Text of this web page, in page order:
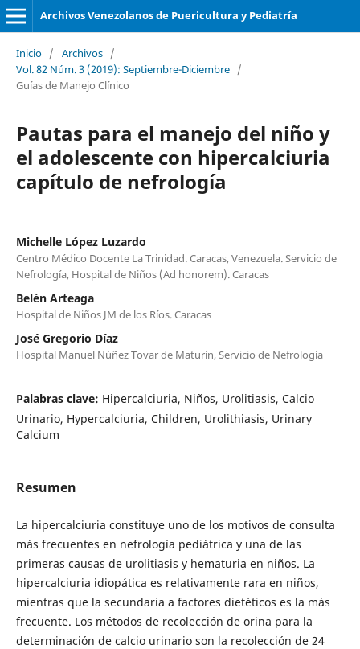
Archivos Venezolanos de Puericultura y Pediatría
Inicio / Archivos /
Vol. 82 Núm. 3 (2019): Septiembre-Diciembre /
Guías de Manejo Clínico
Pautas para el manejo del niño y
el adolescente con hipercalciuria
capítulo de nefrología
Michelle López Luzardo
Centro Médico Docente La Trinidad. Caracas, Venezuela. Servicio de
Nefrología, Hospital de Niños (Ad honorem). Caracas
Belén Arteaga
Hospital de Niños JM de los Ríos. Caracas
José Gregorio Díaz
Hospital Manuel Núñez Tovar de Maturín, Servicio de Nefrología
Palabras clave: Hipercalciuria, Niños, Urolitiasis, Calcio
Urinario, Hypercalciuria, Children, Urolithiasis, Urinary
Calcium
Resumen
La hipercalciuria constituye uno de los motivos de consulta
más frecuentes en nefrología pediátrica y una de las
primeras causas de urolitiasis y hematuria en niños. La
hipercalciuria idiopática es relativamente rara en niños,
mientras que la secundaria a factores dietéticos es la más
frecuente. Los métodos de recolección de orina para la
determinación de calcio urinario son la recolección de 24